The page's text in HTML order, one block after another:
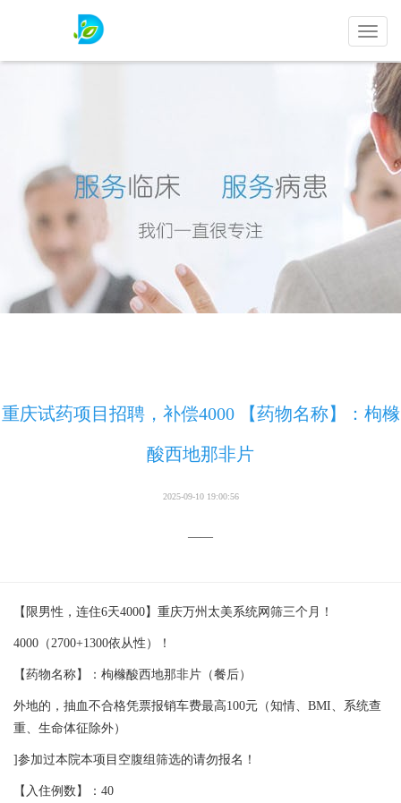
极
康
试
药
重庆试药项目招聘，补偿4000 【药物名称】：枸橼
酸西地那非片
2025-09-10 19:00:56
——
【限男性，连住6天4000】重庆万州太美系统网筛三个月！
4000（2700+1300依从性）！
【药物名称】：枸橼酸西地那非片（餐后）
外地的，抽血不合格凭票报销车费最高100元（知情、BMI、系统查
重、生命体征除外）
]参加过本院本项目空腹组筛选的请勿报名！
【入住例数】：40